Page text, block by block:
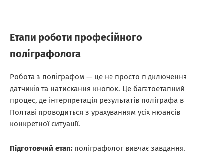
Етапи роботи професійного
поліграфолога
Робота з поліграфом — це не просто підключення
датчиків та натискання кнопок. Це багатоетапний
процес, де інтерпретація результатів поліграфа в
Полтаві проводиться з урахуванням усіх нюансів
конкретної ситуації.
Підготовчий етап: поліграфолог вивчає завдання,